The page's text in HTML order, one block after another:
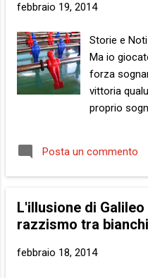
confini geografici. Delle
permessi di soggiorno o
preferibilmente in disparte,
della tv. Delle televendite
telefiction che vendono di
febbraio 19, 2014
Storie e
Ma io
forza
vittoria
proprio
di calcio è a
mondiale
consegnata
d’accordo.
ce
Posta un commento
L'illusione di
razzismo tra
febbraio 18, 2014